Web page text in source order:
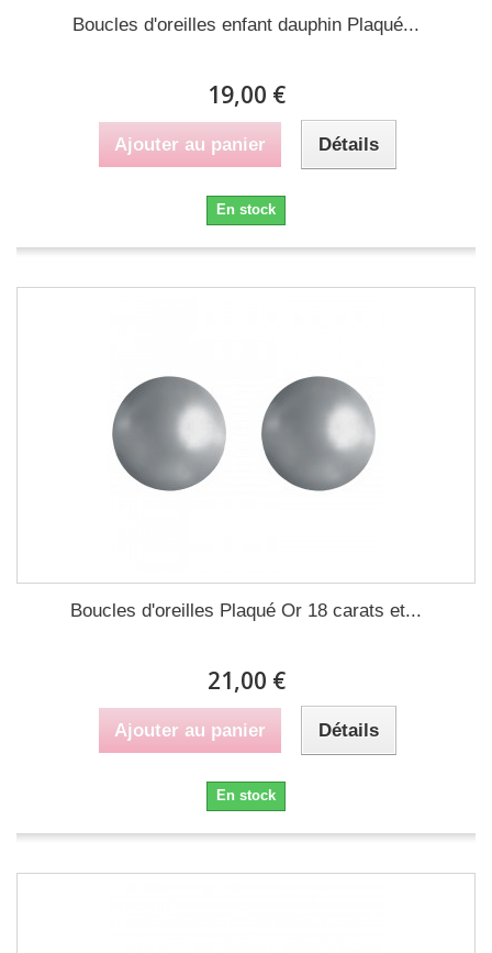
Boucles d'oreilles enfant dauphin Plaqué...
19,00 €
Ajouter au panier Détails
En stock
Boucles d'oreilles Plaqué Or 18 carats et...
21,00 €
Ajouter au panier Détails
En stock